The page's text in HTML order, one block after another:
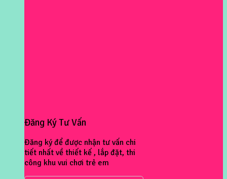
Đăng Ký Tư Vấn
Đăng ký để được nhận tư vấn chi
tiết nhất về thiết kế , lắp đặt, thi
công khu vui chơi trẻ em